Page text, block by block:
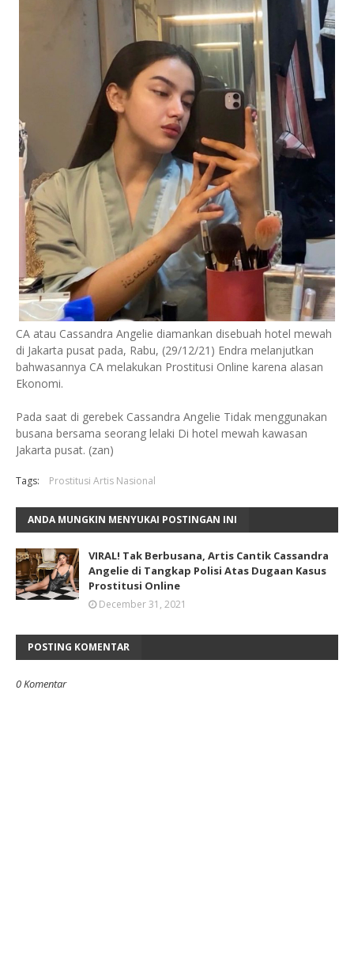
CA atau Cassandra Angelie diamankan disebuah hotel mewah
di Jakarta pusat pada, Rabu, (29/12/21) Endra melanjutkan
bahwasannya CA melakukan Prostitusi Online karena alasan
Ekonomi.
Pada saat di gerebek Cassandra Angelie Tidak menggunakan
busana bersama seorang lelaki Di hotel mewah kawasan
Jakarta pusat. (zan)
Tags: Prostitusi Artis Nasional
ANDA MUNGKIN MENYUKAI POSTINGAN INI
VIRAL! Tak Berbusana, Artis Cantik Cassandra
Angelie di Tangkap Polisi Atas Dugaan Kasus
Prostitusi Online
December 31, 2021
POSTING KOMENTAR
0 Komentar